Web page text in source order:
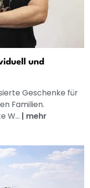
und
Geschenke für
Familien.
W... | mehr